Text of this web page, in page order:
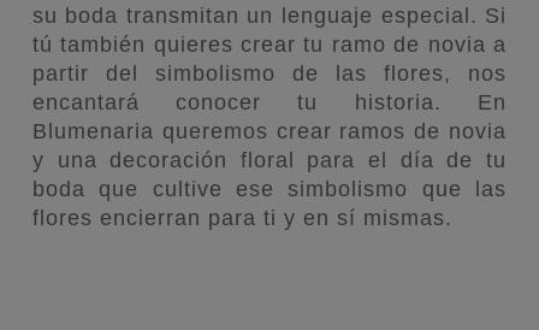
su boda transmitan un lenguaje especial. Si
tú también quieres crear tu ramo de novia a
partir del simbolismo de las flores, nos
encantará conocer tu historia. En
Blumenaria queremos crear ramos de novia
y una decoración floral para el día de tu
boda que cultive ese simbolismo que las
flores encierran para ti y en sí mismas.